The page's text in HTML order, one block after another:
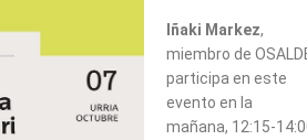
Iñaki Markez,
miembro de
participa en este
evento en la
mañana, 12:15-